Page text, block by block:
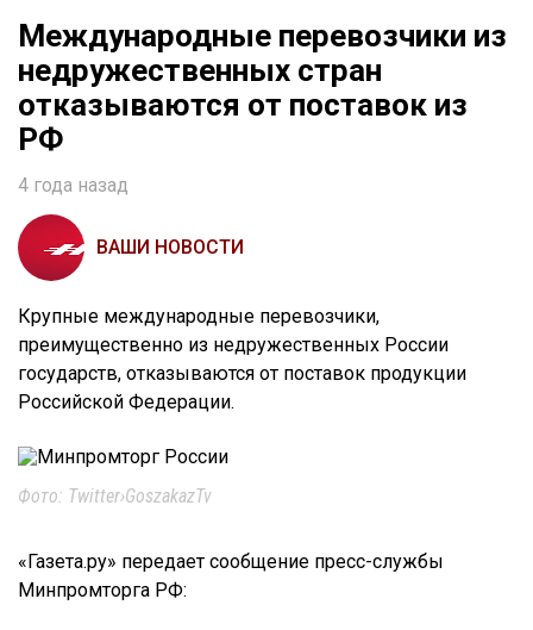
Международные перевозчики из
недружественных стран
отказываются от поставок из
РФ
4 года назад
ВАШИ НОВОСТИ
Крупные международные перевозчики,
преимущественно из недружественных России
государств, отказываются от поставок продукции
Российской Федерации.
Фото: Twitter›GoszakazTv
«Газета.ру» передает сообщение пресс-службы
Минпромторга РФ: